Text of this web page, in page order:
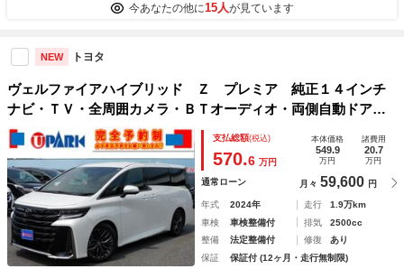
今あなたの他に15人が見ています
NEW トヨタ
ヴェルファイアハイブリッド Ｚ プレミア 純正１４インチ
ナビ・ＴＶ・全周囲カメラ・ＢＴオーディオ・両側自動ドア・
３眼ＬＥＤライト・Ｃセンサー・本革ステア・シーケンシャル
ウィンカー・ミラーウィンカー・パークアシスト・サンルー
フ・ＡＣＣ・ＥＴＣ
支払総額(税込)
570.6 万円
本体価格
549.9
万円
諸費用
20.7
万円
通常ローン 月々 59,600 円
年式 2024年 走行
1.9万km
車検
車検整備付 排気
2500cc
整備
法定整備付 修復
あり
保証
保証付 (12ヶ月・走行無制限)